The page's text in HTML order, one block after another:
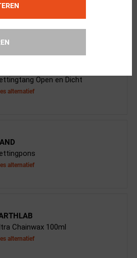
Open en Dicht
alternatief
alternatief
Chainwax 100ml
alternatief